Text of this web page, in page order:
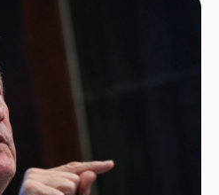
는 아무런 경고 없이 하마스에 의해
모는 이스라엘의 아이언돔 방어를 종종
한 한 전직 서방 정보당국 관계자는
남기지 않고 공격을 수행할 수
만 데이터에서 추출되지 않은 것이다. 경고
니다. 👉 데이터 합성엔 유용하지만
자지구 감시는 정교한 시스템으로
웨어가 설치된 국경 검문소, 드론,
됐었죠. 나토(NATO)에 따르면 로버트
네바 군축대사는 이스라엘 내 가자지구
다는 목적으로 9월 이스라엘을